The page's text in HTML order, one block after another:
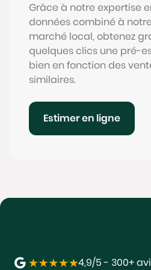
Grâce à notre expertise
données combiné à
marché local, obtenez
quelques clics une pré-
bien en fonction des
similaires.
Estimer en ligne
4,9/5 - 300+